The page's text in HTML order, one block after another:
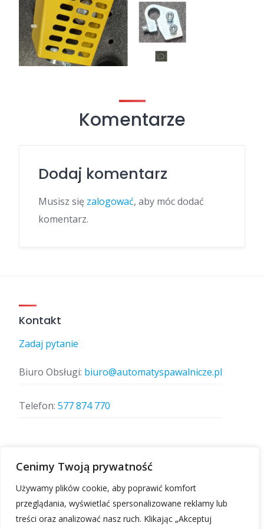
Cenimy Twoją prywatność
Używamy plików cookie, aby poprawić komfort
przeglądania, wyświetlać spersonalizowane reklamy lub
treści oraz analizować nasz ruch. Klikając „Akceptuj
Komentarze
Dodaj komentarz
Musisz się zalogować, aby móc dodać
komentarz.
Kontakt
Zadaj pytanie
Biuro Obsługi: biuro@automatyspawalnicze.pl
Telefon: 577 874 770